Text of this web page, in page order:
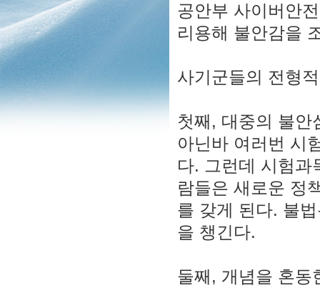
공안부 사이버안
리용해 불안감을
사기군들의 전형
첫째, 대중의 불안
아닌바 여러번 시
다. 그런데 시험과
람들은 새로운 정
를 갖게 된다. 불
을 챙긴다.
둘째, 개념을 혼동